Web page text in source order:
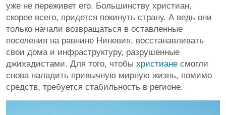
уже не переживет его. Большинству христиан,
скорее всего, придется покинуть страну. А ведь они
только начали возвращаться в оставленные
поселения на равнине Ниневия, восстанавливать
свои дома и инфраструктуру, разрушенные
джихадистами. Для того, чтобы христиане смогли
снова наладить привычную мирную жизнь, помимо
средств, требуется стабильность в регионе.